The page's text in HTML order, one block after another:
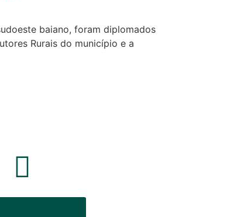
baiano, foram diplomados
Rurais do município e a